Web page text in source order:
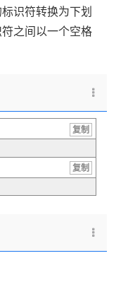
识符转换为下划
之间以一个空格
复制
复制